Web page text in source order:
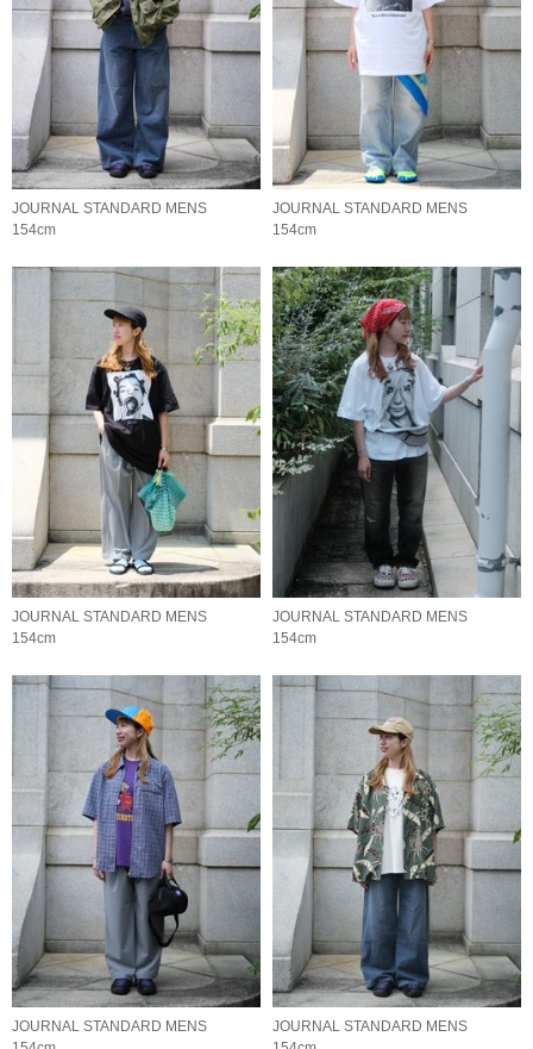
JOURNAL STANDARD MENS
154cm
JOURNAL STANDARD MENS
154cm
JOURNAL STANDARD MENS
154cm
JOURNAL STANDARD MENS
154cm
JOURNAL STANDARD MENS
JOURNAL STANDARD MENS